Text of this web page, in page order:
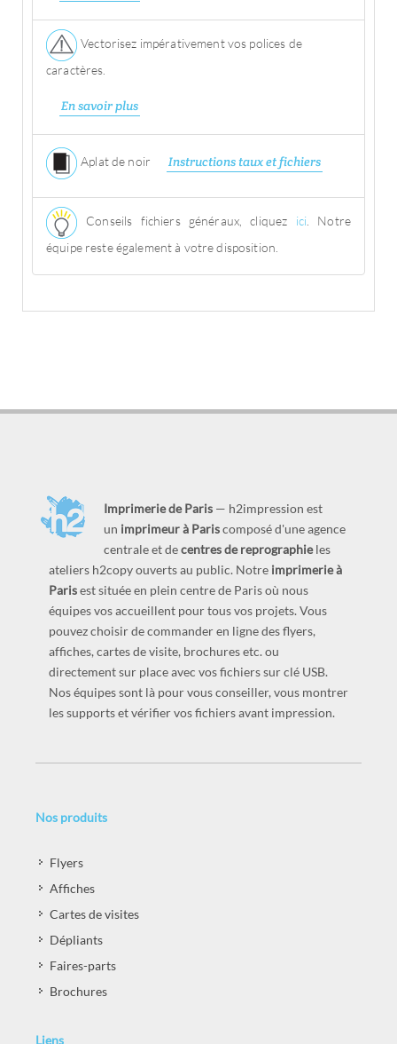
Vectorisez impérativement vos polices de
caractères.
En savoir plus
Aplat de noir Instructions taux et fichiers
Conseils fichiers généraux, cliquez ici . Notre
équipe reste également à votre disposition.
Imprimerie de Paris — h2impression est
un imprimeur à Pariscomposé d'une agence
centrale et decentres de reprographieles
ateliers h2copy ouverts au public. Notre imprimerie à
Parisest située en plein centre de Paris où nous
équipes vos accueillent pour tous vos projets. Vous
pouvez choisir de commander en ligne des flyers,
affiches, cartes de visite, brochures etc. ou
directement sur place avec vos fichiers sur clé USB.
Nos équipes sont là pour vous conseiller, vous montrer
les supports et vérifier vos fichiers avant impression.
Nos produits
Flyers
Affiches
Cartes de visites
Dépliants
Faires-parts
Brochures
Liens